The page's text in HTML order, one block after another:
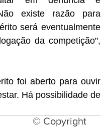
existe razão para
será eventualmente
da competição",
foi aberto para ouvir
Há possibilidade de
© Copyright